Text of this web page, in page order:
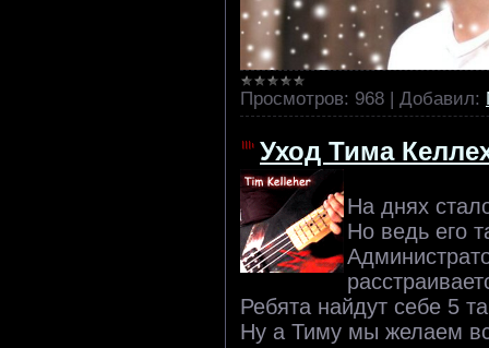
Просмотров: 968 | Добавил:
Уход Тима
На днях
Но ведь его
Ребята найдут себе 5
Ну а Тиму мы желаем